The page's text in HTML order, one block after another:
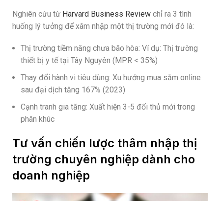
Nghiên cứu từ Harvard Business Review chỉ ra 3 tình
huống lý tưởng để xâm nhập một thị trường mới đó là:
Thị trường tiềm năng chưa bão hòa: Ví dụ: Thị trường
thiết bị y tế tại Tây Nguyên (MPR < 35%)
Thay đổi hành vi tiêu dùng: Xu hướng mua sắm online
sau đại dịch tăng 167% (2023)
Cạnh tranh gia tăng: Xuất hiện 3-5 đối thủ mới trong
phân khúc
Tư vấn chiến lược thâm nhập thị
trường chuyên nghiệp dành cho
doanh nghiệp